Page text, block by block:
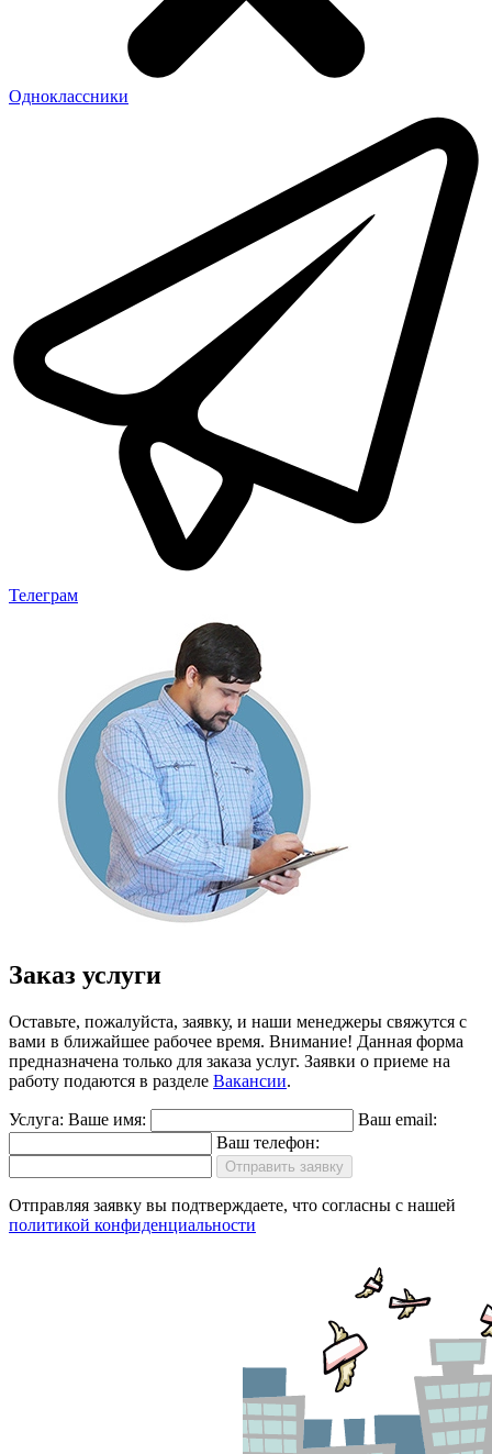
Одноклассники
Телеграм
Заказ услуги
Оставьте, пожалуйста, заявку, и наши менеджеры свяжутся с
вами в ближайшее рабочее время. Внимание! Данная форма
предназначена только для заказа услуг. Заявки о приеме на
работу подаются в разделе Вакансии.
Услуга: Ваше имя:
Ваш email:
Ваш телефон:
Отправить заявку
Отправляя заявку вы подтверждаете, что согласны с нашей
политикой конфиденциальности